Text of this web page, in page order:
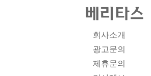
회사소개
광고문의
제휴문의